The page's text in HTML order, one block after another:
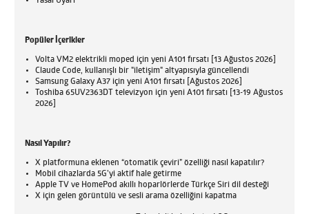
Popüler İçerikler
Volta VM2 elektrikli moped için yeni A101 fırsatı [13 Ağustos 2026]
Claude Code, kullanışlı bir "iletişim" altyapısıyla güncellendi
Samsung Galaxy A37 için yeni A101 fırsatı [Ağustos 2026]
Toshiba 65UV2363DT televizyon için yeni A101 fırsatı [13-19 Ağustos
2026]
Nasıl Yapılır?
X platformuna eklenen “otomatik çeviri” özelliği nasıl kapatılır?
Mobil cihazlarda 5G’yi aktif hale getirme
Apple TV ve HomePod akıllı hoparlörlerde Türkçe Siri dil desteği
X için gelen görüntülü ve sesli arama özelliğini kapatma